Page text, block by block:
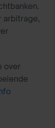
arbitrage,
over